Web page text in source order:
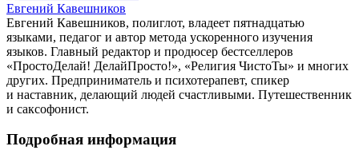
Евгений Кавешников
Евгений Кавешников, полиглот, владеет пятнадцатью
языками, педагог и автор метода ускоренного изучения
языков. Главный редактор и продюсер бестселлеров
«ПростоДелай! ДелайПросто!», «Религия ЧистоТы» и многих
других. Предприниматель и психотерапевт, спикер
и наставник, делающий людей счастливыми. Путешественник
и саксофонист.
Подробная информация